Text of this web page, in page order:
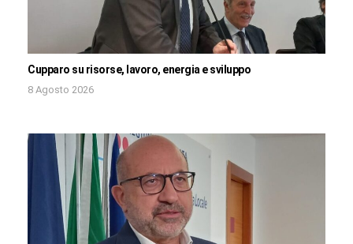
Cupparo su risorse, lavoro, energia e sviluppo
8 Agosto 2026